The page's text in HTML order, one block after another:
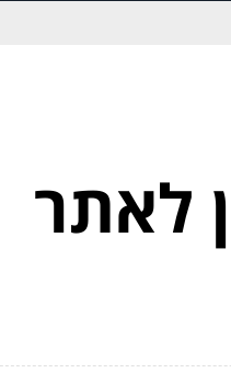
לאתר